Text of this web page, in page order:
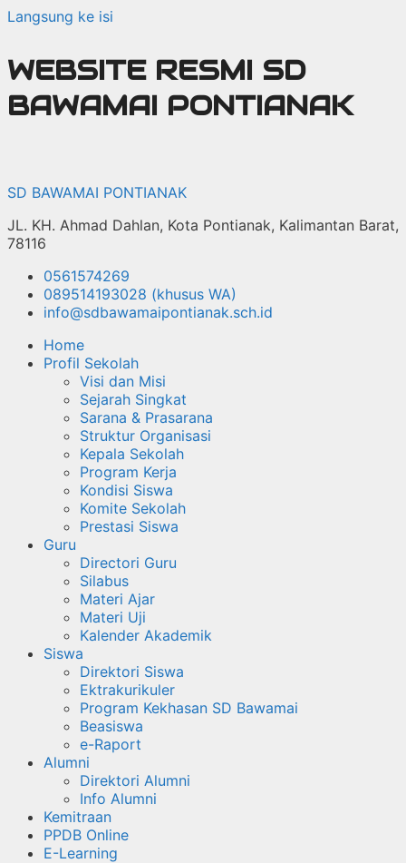
Langsung ke isi
WEBSITE RESMI SD
BAWAMAI PONTIANAK
SD BAWAMAI PONTIANAK
JL. KH. Ahmad Dahlan, Kota Pontianak, Kalimantan Barat,
78116
0561574269
089514193028 (khusus WA)
info@sdbawamaipontianak.sch.id
Home
Profil Sekolah
Visi dan Misi
Sejarah Singkat
Sarana & Prasarana
Struktur Organisasi
Kepala Sekolah
Program Kerja
Kondisi Siswa
Komite Sekolah
Prestasi Siswa
Guru
Directori Guru
Silabus
Materi Ajar
Materi Uji
Kalender Akademik
Siswa
Direktori Siswa
Ektrakurikuler
Program Kekhasan SD Bawamai
Beasiswa
e-Raport
Alumni
Direktori Alumni
Info Alumni
Kemitraan
PPDB Online
E-Learning